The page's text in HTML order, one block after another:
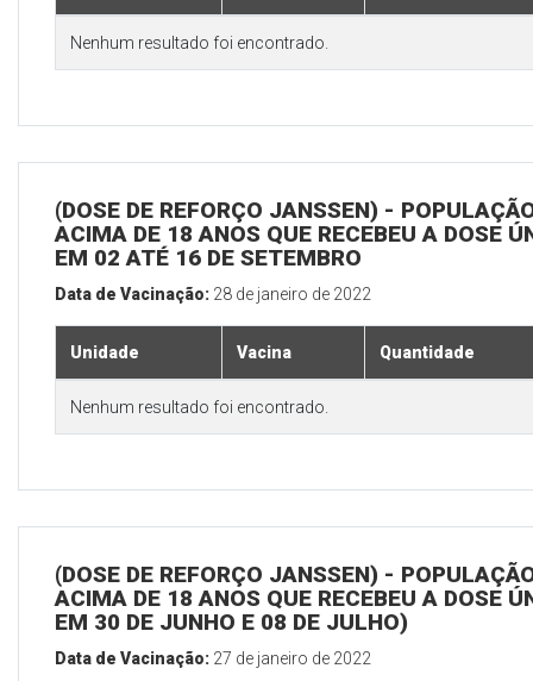
Nenhum resultado foi encontrado.
(DOSE DE REFORÇO JANSSEN) -
ACIMA DE 18 ANOS QUE RECEBEU A DOSE
EM 02 ATÉ 16 DE SETEMBRO
Data de Vacinação: 28 de janeiro de 2022
Unidade Vacina Quantidade
Nenhum resultado foi encontrado.
(DOSE DE REFORÇO JANSSEN) -
ACIMA DE 18 ANOS QUE RECEBEU A DOSE
EM 30 DE JUNHO E 08 DE JULHO)
Data de Vacinação: 27 de janeiro de 2022